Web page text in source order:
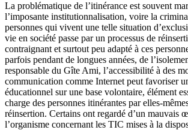
La problématique de l’itinérance est souvent
l’imposante institutionnalisation, voire la
personnes qui vivent une telle situation
vie en société passe par un processus de
contraignant et surtout peu adapté à ces
parfois pendant de longues années, de
responsable du Gîte Ami, l’accessibilité à des
communication comme Internet peut favoriser
éducationnel sur une base volontaire, élément
charge des personnes itinérantes par elles-
réinsertion. Certains ont regardé d’un mauvais
l’organisme concernant les TIC mises à la